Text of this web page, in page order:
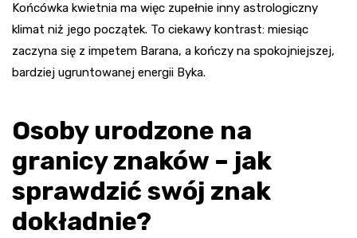
Końcówka kwietnia ma więc zupełnie inny astrologiczny
klimat niż jego początek. To ciekawy kontrast: miesiąc
zaczyna się z impetem Barana, a kończy na spokojniejszej,
bardziej ugruntowanej energii Byka.
Osoby urodzone na
granicy znaków – jak
sprawdzić swój znak
dokładnie?